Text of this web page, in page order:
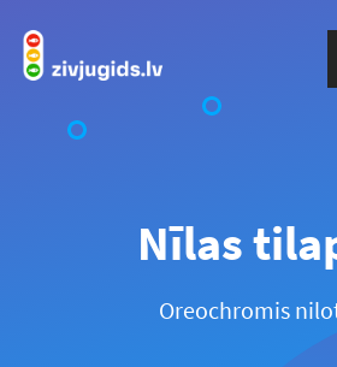
Nīlas
Oreochromis